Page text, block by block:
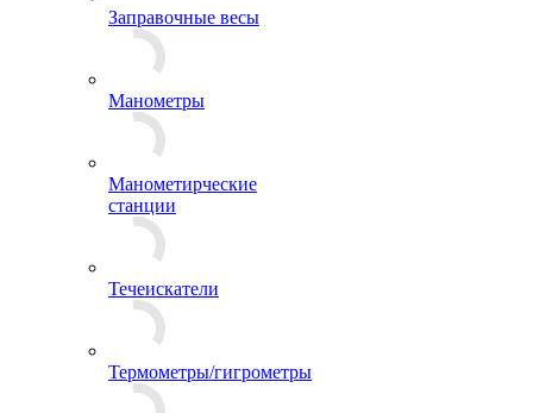
Заправочные весы
Манометры
Манометирческие
станции
Течеискатели
Термометры/гигрометры